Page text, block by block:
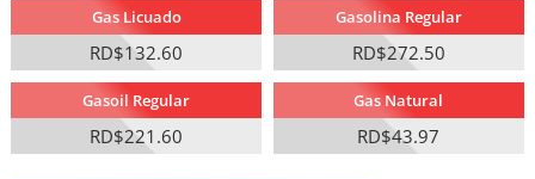
Gas Licuado
RD$132.60
Gasolina Regular
RD$272.50
Gasoil Regular
RD$221.60
Gas Natural
RD$43.97